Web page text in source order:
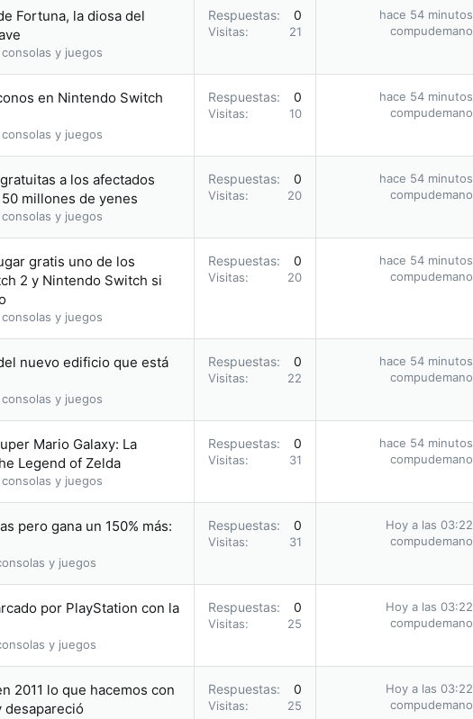
Fortuna, la diosa del
y juegos
Respuestas 0
Visitas 21
hace 54 minutos
compudemano
en Nintendo Switch
y juegos
Respuestas 0
Visitas 10
hace 54 minutos
compudemano
a los afectados
millones de yenes
y juegos
Respuestas 0
Visitas 20
hace 54 minutos
compudemano
gratis uno de los
2 y Nintendo Switch si
y juegos
Respuestas 0
Visitas 20
hace 54 minutos
compudemano
nuevo edificio que está
y juegos
Respuestas 0
Visitas 22
hace 54 minutos
compudemano
Mario Galaxy: La
Legend of Zelda
y juegos
Respuestas 0
Visitas 31
hace 54 minutos
compudemano
pero gana un 150% más:
y juegos
Respuestas 0
Visitas 31
Hoy a las 03:22
compudemano
por PlayStation con la
y juegos
Respuestas 0
Visitas 25
Hoy a las 03:22
compudemano
2011 lo que hacemos con
desapareció
Respuestas 0
Visitas 25
Hoy a las 03:22
compudemano